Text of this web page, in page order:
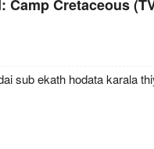
Leclercq
Cretaceous
sub ekath hodata karala